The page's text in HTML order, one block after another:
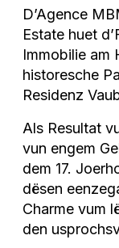
D’Agence
Estate huet
Immobilie am
historesche
Residenz
Als Resultat
vun engem
dem 17.
dësen
Charme vum
den